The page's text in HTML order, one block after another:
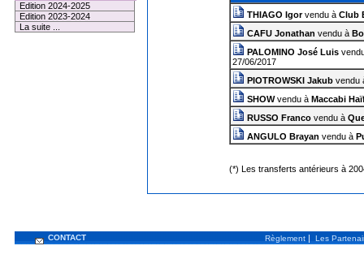
Edition 2024-2025
Edition 2023-2024
La suite ...
THIAGO Igorvendu à Club
CAFU Jonathan vendu à
PALOMINO José Luis
27/06/2017
PIOTROWSKI Jakubvendu
SHOWvendu à Maccabi
RUSSO Francovendu à
ANGULO Brayan vendu à
(*) Les transferts antérieurs à
CONTACT Règlement | Les